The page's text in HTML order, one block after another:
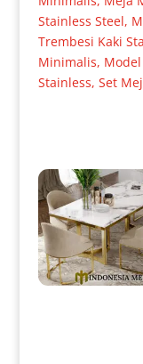
Stainless Steel,
Trembesi Kaki
Minimalis,
Stainless, Set